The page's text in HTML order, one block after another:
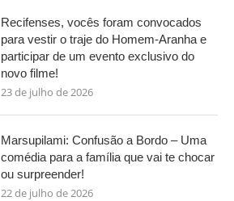
Recifenses, vocês foram convocados
para vestir o traje do Homem-Aranha e
participar de um evento exclusivo do
novo filme!
23 de julho de 2026
Marsupilami: Confusão a Bordo – Uma
comédia para a família que vai te chocar
ou surpreender!
22 de julho de 2026